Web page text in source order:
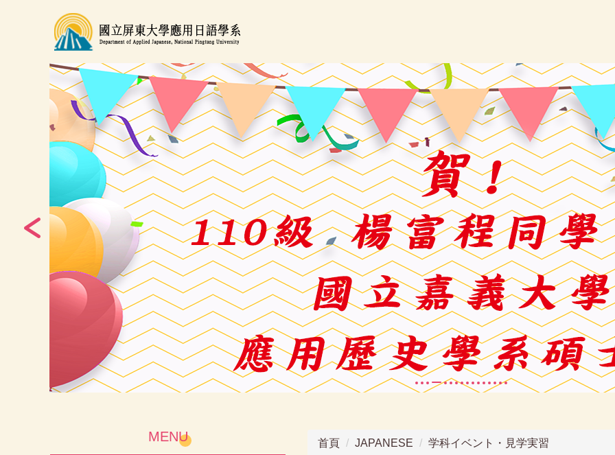
MENU 首頁 JAPANESE 学科イベント・見学実習